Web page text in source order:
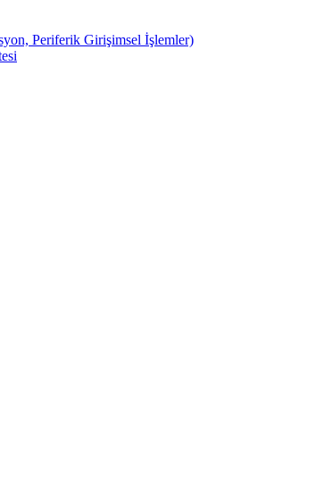
Periferik Girişimsel İşlemler)